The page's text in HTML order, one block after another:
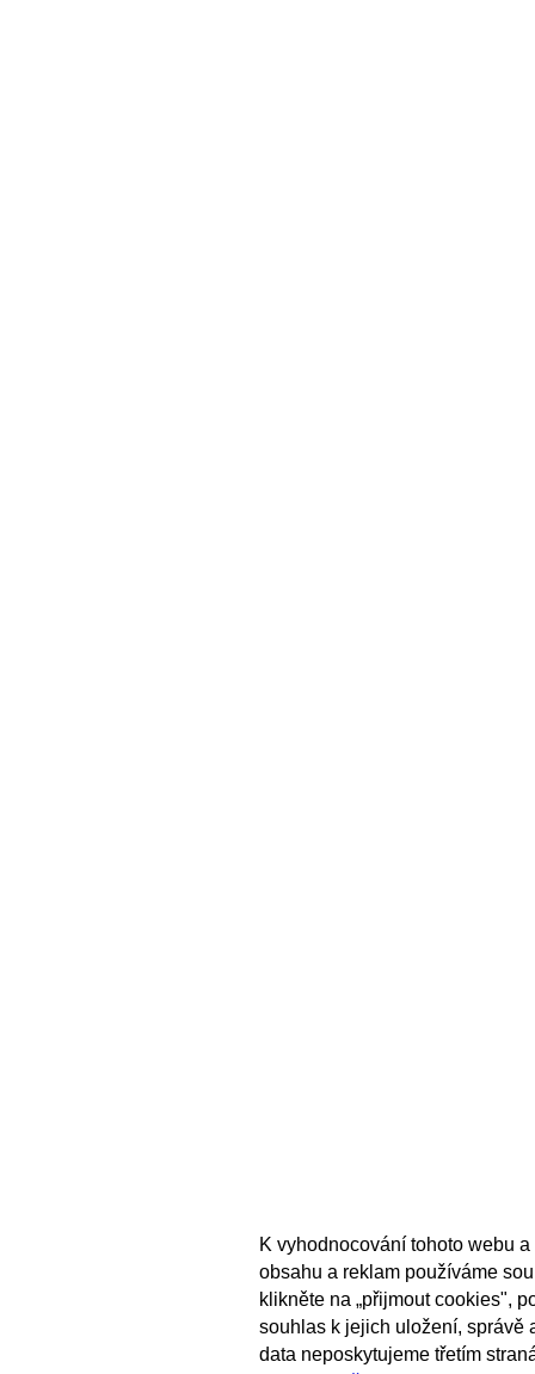
K vyhodnocování tohoto webu
obsahu a reklam používáme
klikněte na „přijmout cookies",
souhlas k jejich uložení, správě
data neposkytujeme třetím